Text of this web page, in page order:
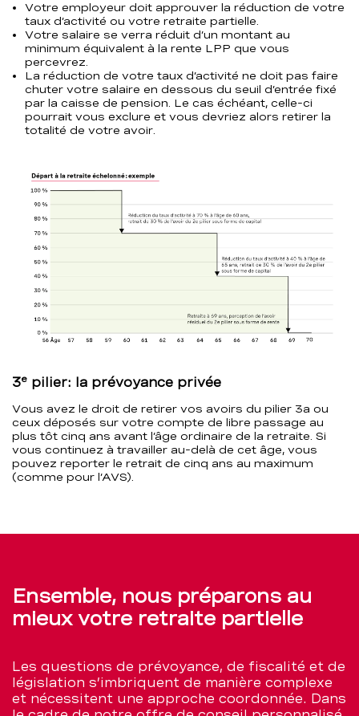
Votre employeur doit approuver la réduction de votre
taux d’activité ou votre retraite partielle.
Votre salaire se verra réduit d’un montant au
minimum équivalent à la rente LPP que vous
percevrez.
La réduction de votre taux d’activité ne doit pas faire
chuter votre salaire en dessous du seuil d’entrée fixé
par la caisse de pension. Le cas échéant, celle-ci
pourrait vous exclure et vous devriez alors retirer la
totalité de votre avoir.
3e pilier: la prévoyance privée
Vous avez le droit de retirer vos avoirs du pilier 3a ou
ceux déposés sur votre compte de libre passage au
plus tôt cinq ans avant l’âge ordinaire de la retraite. Si
vous continuez à travailler au-delà de cet âge, vous
pouvez reporter le retrait de cinq ans au maximum
(comme pour l’AVS).
Ensemble, nous préparons au
mieux votre retraite partielle
Les questions de prévoyance, de fiscalité et de
législation s’imbriquent de manière complexe
et nécessitent une approche coordonnée. Dans